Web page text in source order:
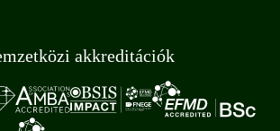
akkreditációk